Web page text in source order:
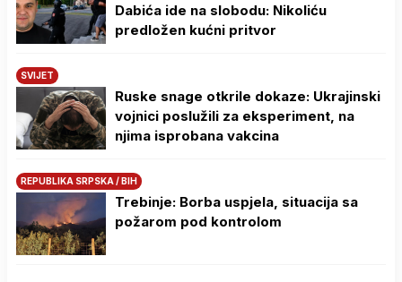
Dabića ide na slobodu: Nikoliću
predložen kućni pritvor
SVIJET
Ruske snage otkrile dokaze: Ukrajinski
vojnici poslužili za eksperiment, na
njima isprobana vakcina
REPUBLIKA SRPSKA / BIH
Trebinje: Borba uspjela, situacija sa
požarom pod kontrolom